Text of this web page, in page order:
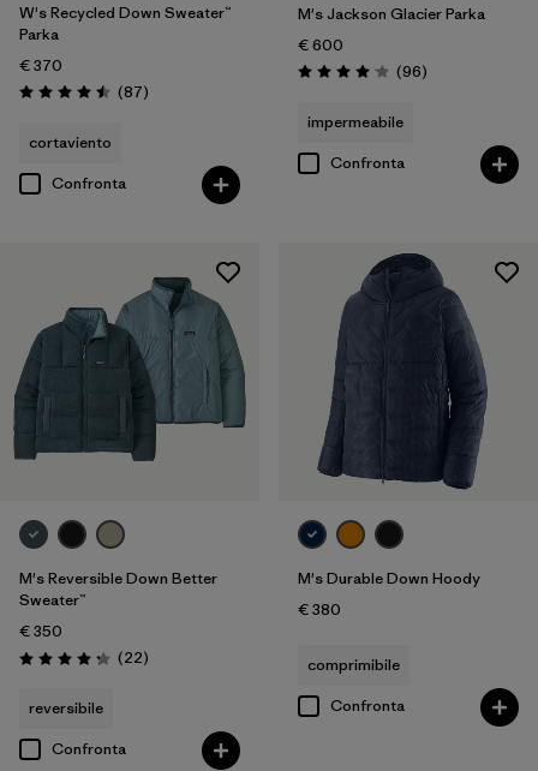
W's Recycled Down Sweater™
Parka
€ 370
Valutazione: 4.5 / 5
(87Recensioni
)
cortaviento
Confronta
M's Jackson Glacier Parka
€ 600
Valutazione: 4.1 / 5
(96Recensioni
)
impermeabile
Confronta
M's Reversible Down Better
Sweater™
€ 350
Valutazione: 4.3 / 5
(22Recensioni
)
reversibile
Confronta
M's Durable Down Hoody
€ 380
comprimibile
Confronta